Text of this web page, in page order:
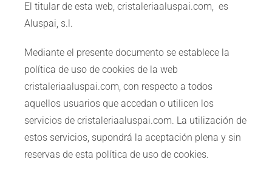
El titular de esta web, cristaleriaaluspai.com, es
Aluspai, s.l.
Mediante el presente documento se establece la
política de uso de cookies de la web
cristaleriaaluspai.com, con respecto a todos
aquellos usuarios que accedan o utilicen los
servicios de cristaleriaaluspai.com. La utilización de
estos servicios, supondrá la aceptación plena y sin
reservas de esta política de uso de cookies.